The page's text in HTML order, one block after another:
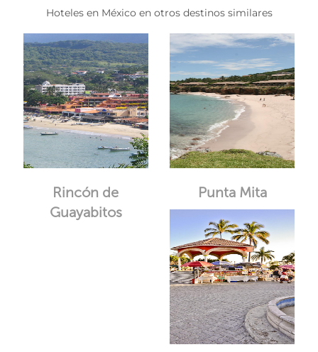
Hoteles en México en otros destinos similares
Rincón de
Guayabitos
Punta Mita